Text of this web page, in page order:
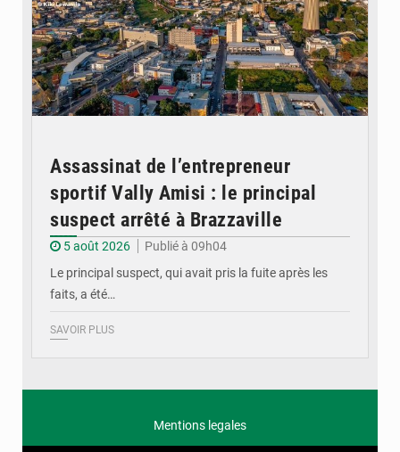
Assassinat de l’entrepreneur
sportif Vally Amisi : le principal
suspect arrêté à Brazzaville
5 août 2026
Publié à 09h04
Le principal suspect, qui avait pris la fuite après les
faits, a été…
SAVOIR PLUS
Mentions legales